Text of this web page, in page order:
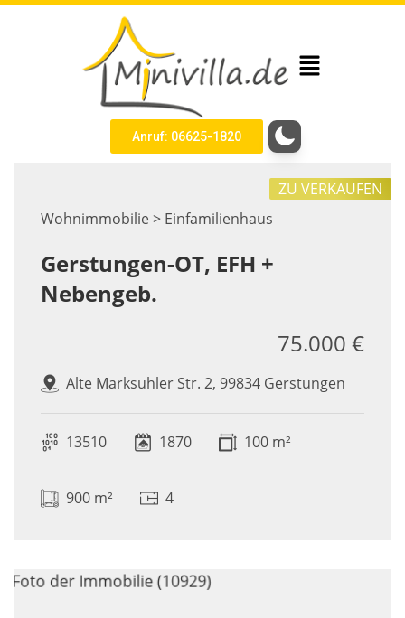
Anruf: 06625-1820
Wohnimmobilie > Einfamilienhaus
ZU VERKAUFEN
Gerstungen-OT, EFH +
Nebengeb.
Alte Marksuhler Str. 2, 99834 Gerstungen
75.000 €
13510 1870 100 m²
900 m² 4